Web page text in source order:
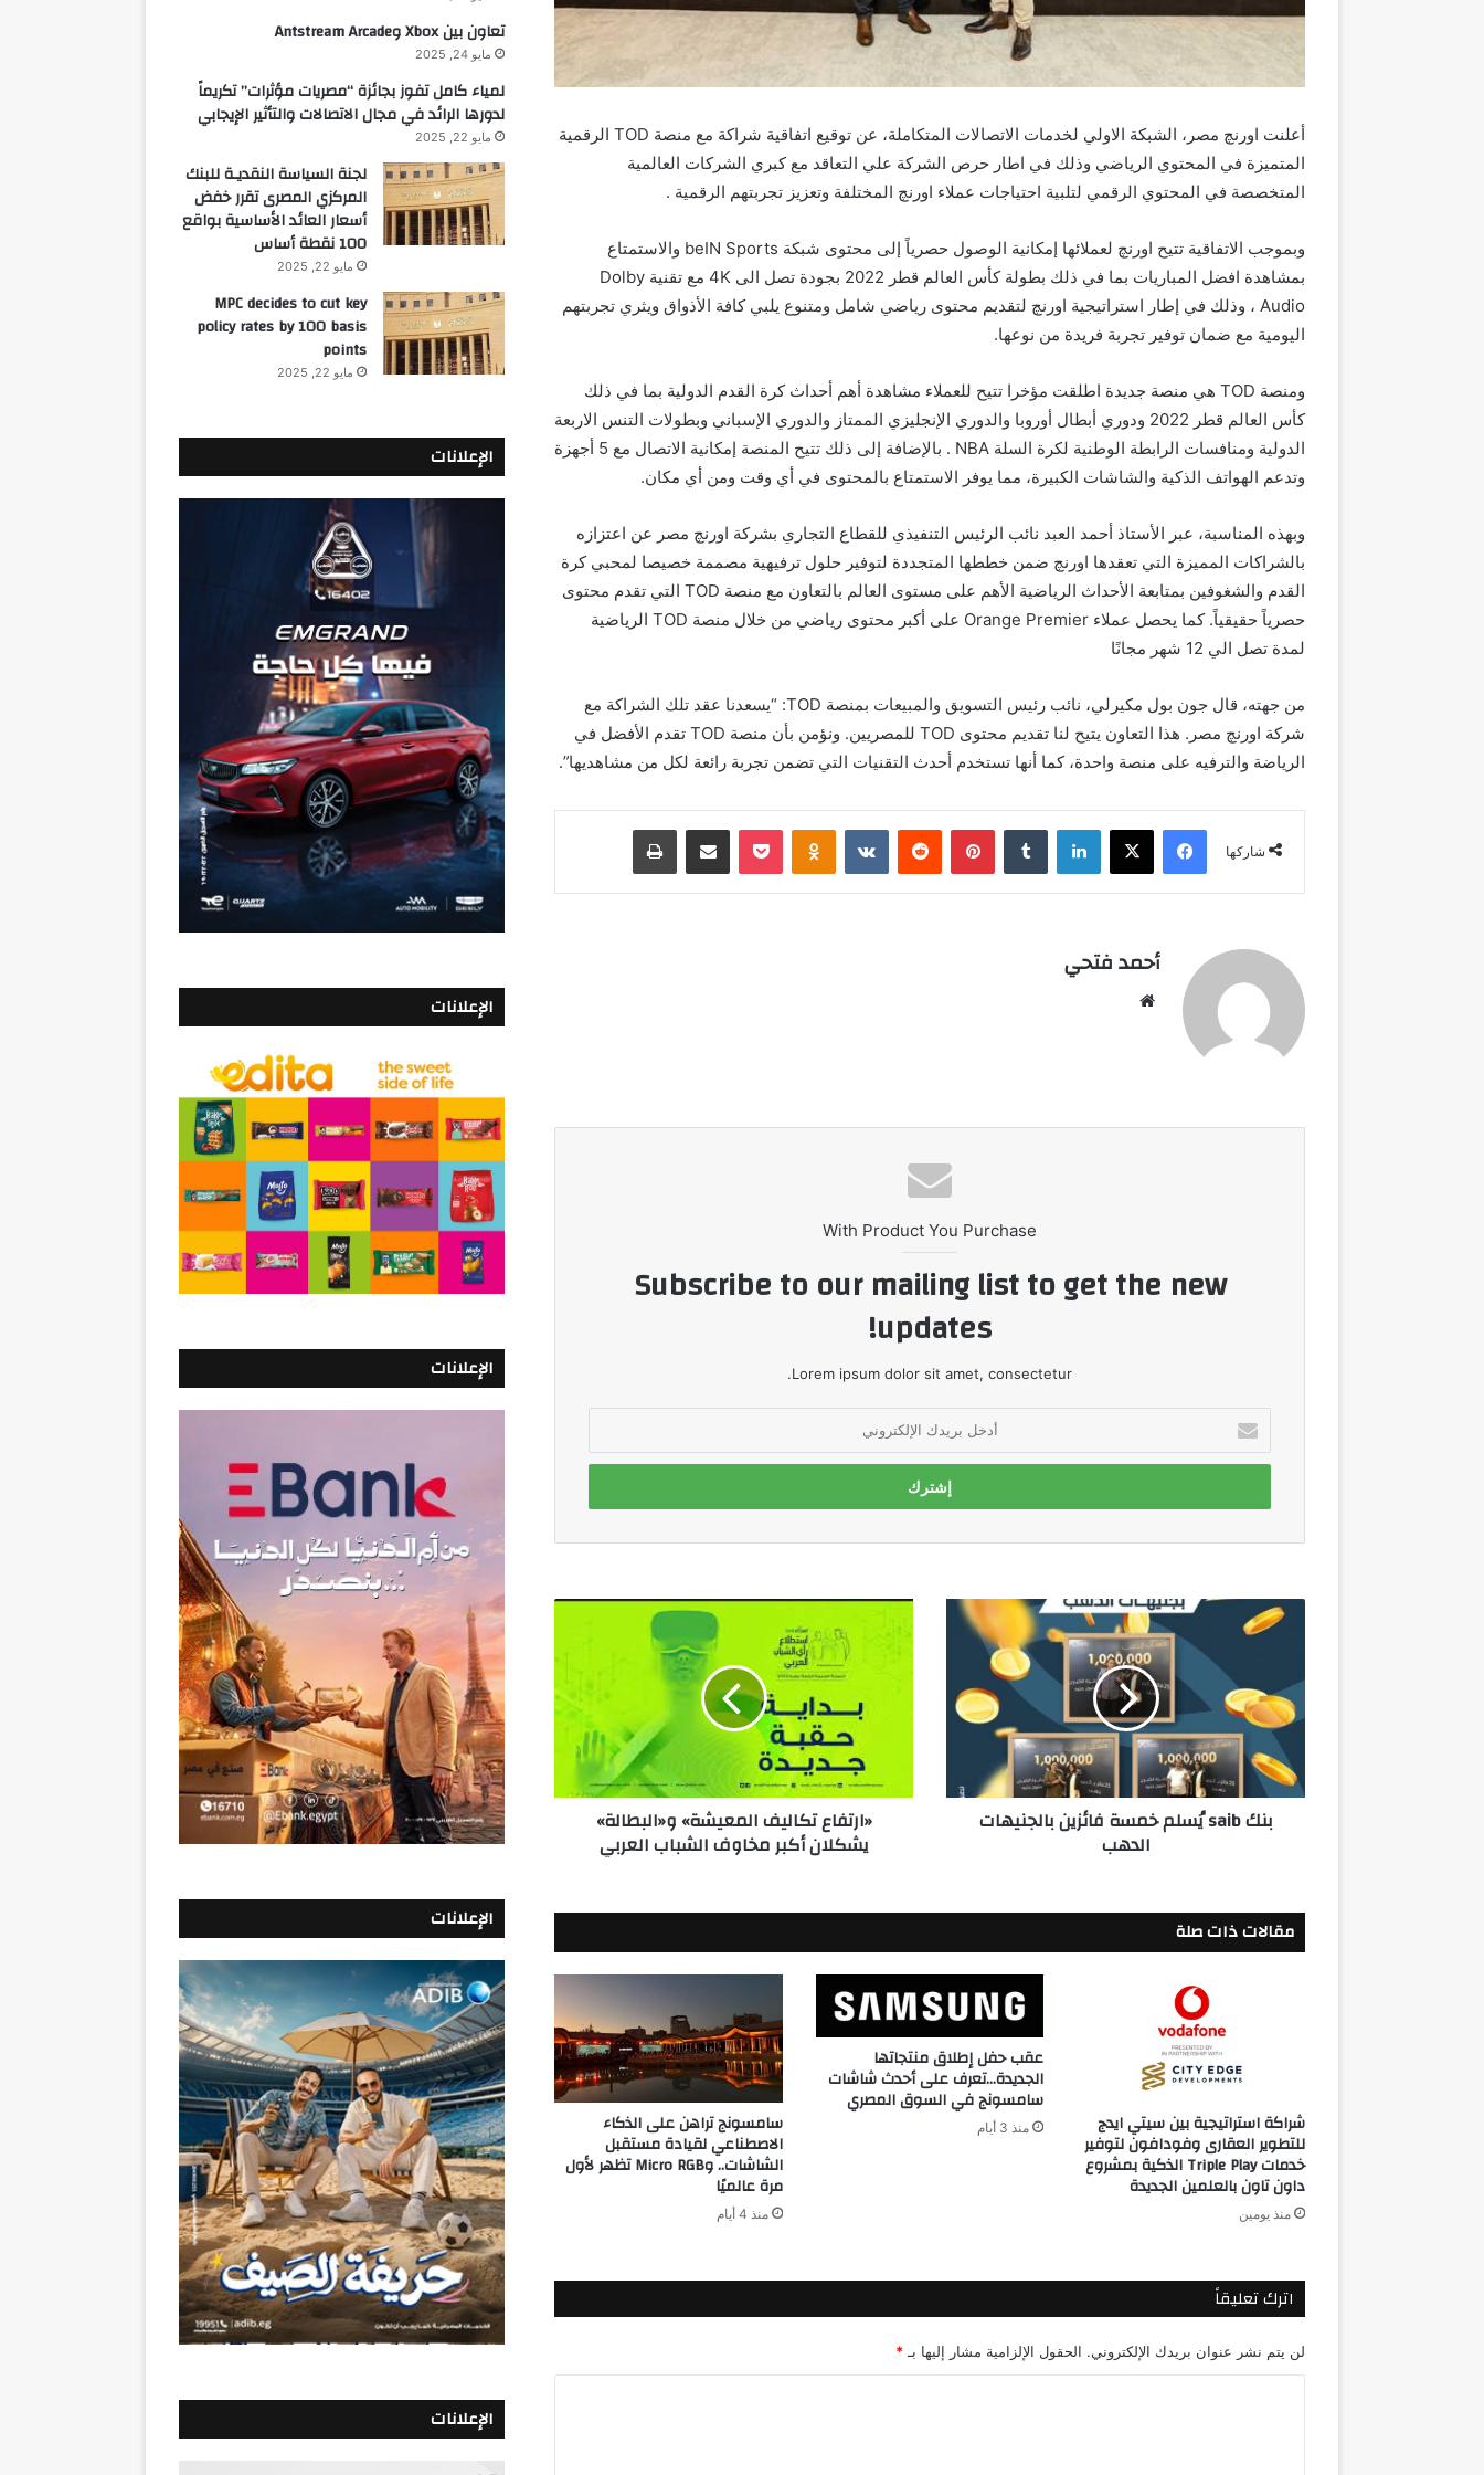
أعلنت اورنچ مصر، الشبكة الاولي لخدمات الاتصالات المتكاملة، عن توقيع اتفاقية شراكة مع منصة TOD الرقمية
المتميزة في المحتوي الرياضي وذلك في اطار حرص الشركة علي التعاقد مع كبري الشركات العالمية
المتخصصة في المحتوي الرقمي لتلبية احتياجات عملاء اورنچ المختلفة وتعزيز تجربتهم الرقمية .
وبموجب الاتفاقية تتيح اورنچ لعملائها إمكانية الوصول حصرياً إلى محتوى شبكة beIN Sports والاستمتاع
بمشاهدة افضل المباريات بما في ذلك بطولة كأس العالم قطر 2022 بجودة تصل الى 4K مع تقنية Dolby
Audio ، وذلك في إطار استراتيجية اورنچ لتقديم محتوى رياضي شامل ومتنوع يلبي كافة الأذواق ويثري تجربتهم
اليومية مع ضمان توفير تجربة فريدة من نوعها.
ومنصة TOD هي منصة جديدة اطلقت مؤخرا تتيح للعملاء مشاهدة أهم أحداث كرة القدم الدولية بما في ذلك
كأس العالم قطر 2022 ودوري أبطال أوروبا والدوري الإنجليزي الممتاز والدوري الإسباني وبطولات التنس الاربعة
الدولية ومنافسات الرابطة الوطنية لكرة السلة NBA . بالإضافة إلى ذلك تتيح المنصة إمكانية الاتصال مع 5 أجهزة
وتدعم الهواتف الذكية والشاشات الكبيرة، مما يوفر الاستمتاع بالمحتوى في أي وقت ومن أي مكان.
وبهذه المناسبة، عبر الأستاذ أحمد العبد نائب الرئيس التنفيذي للقطاع التجاري بشركة اورنچ مصر عن اعتزازه
بالشراكات المميزة التي تعقدها اورنچ ضمن خططها المتجددة لتوفير حلول ترفيهية مصممة خصيصا لمحبي كرة
القدم والشغوفين بمتابعة الأحداث الرياضية الأهم على مستوى العالم بالتعاون مع منصة TOD التي تقدم محتوى
حصرياً حقيقياً. كما يحصل عملاء Orange Premier على أكبر محتوى رياضي من خلال منصة TOD الرياضية
لمدة تصل الي 12 شهر مجانًا
من جهته، قال جون بول مكيرلي، نائب رئيس التسويق والمبيعات بمنصة TOD: “يسعدنا عقد تلك الشراكة مع
شركة اورنچ مصر. هذا التعاون يتيح لنا تقديم محتوى TOD للمصريين. ونؤمن بأن منصة TOD تقدم الأفضل في
الرياضة والترفيه على منصة واحدة، كما أنها تستخدم أحدث التقنيات التي تضمن تجربة رائعة لكل من مشاهديها”.
شاركها
فيسبوك ‫X لينكدإن بينتيريست Odnoklassniki
‫Pocket مشاركة عبر البريد طباعة
أحمد فتحي
With Product You Purchase
Subscribe to our mailing list to get the new
updates!
Lorem ipsum dolor sit amet, consectetur.
بريدك
الإلكتروني
خمسة
فائزين
بالجنيهات
الدهب
بنك saib يُسلم خمسة فائزين بالجنيهات
الدهب
«ارتفاع
تكاليف
المعيشة»
العربي
«ارتفاع تكاليف المعيشة» و«البطالة»
يشكلان أكبر مخاوف الشباب العربي
مقالات ذات صلة
شراكة استراتيجية بين سيتي ايدج
للتطوير العقارى وفودافون لتوفير
خدمات Triple Play الذكية بمشروع
داون تاون بالعلمين الجديدة
منذ يومين
عقب حفل إطلاق منتجاتها
الجديدة…تعرف على أحدث شاشات
سامسونج في السوق المصري
منذ 3 أيام سامسونج تراهن على الذكاء
الاصطناعي لقيادة مستقبل
الشاشات.. وMicro RGB تظهر لأول
مرة عالميًا
منذ 4 أيام
اترك تعليقاً
لن يتم نشر عنوان بريدك الإلكتروني. الحقول الإلزامية مشار إليها بـ *
تعاون بين Xbox وAntstream Arcade
مايو 24, 2025
لمياء كامل تفوز بجائزة “مصريات مؤثرات” تكريماً
لدورها الرائد في مجال الاتصالات والتأثير الإيجابي
مايو 22, 2025
لجنة السياسة النقديـة للبنك
المركزي المصرى تقرر خفض
أسعار العائد الأساسية بواقع
100 نقطة أساس
مايو 22, 2025
MPC decides to cut key
policy rates by 100 basis
points
مايو 22, 2025
الإعلانات
الإعلانات
الإعلانات
الإعلانات
الإعلانات